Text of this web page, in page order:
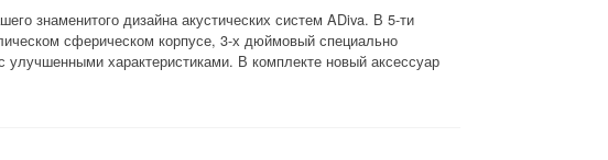
знаменитого дизайна акустических систем ADiva. В 5-ти
сферическом корпусе, 3-х дюймовый специально
улучшенными характеристиками. В комплекте новый аксессуар